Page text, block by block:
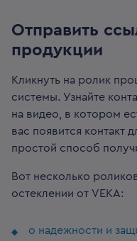
Отправить
продукции
Кликнуть на ролик
системы. Узнайте
на видео, в котором
вас появится контакт
простой способ
Вот несколько
остеклении от VEKA:
о надежности и